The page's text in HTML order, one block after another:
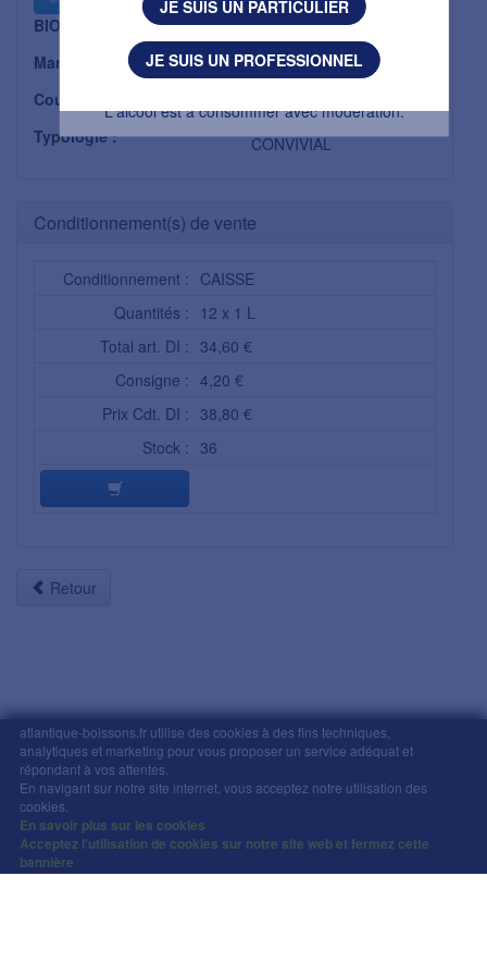
atlantique-boissons.fr utilise des cookies à des fins techniques,
analytiques et marketing pour vous proposer un service adéquat et
répondant à vos attentes.
En navigant sur notre site internet, vous acceptez notre utilisation des
cookies.
En savoir plus sur les cookies
Acceptez l'utilisation de cookies sur notre site web et fermez cette
bannière
BIO :
Non
Marque :
LIBOUREAU SA
Couleur :
ROSE
Typologie :
CONVIVIAL
Conditionnement(s) de vente
Conditionnement : CAISSE
Quantités : 12 x 1 L
Total art. DI : 34,60 €
Consigne : 4,20 €
Prix Cdt. DI : 38,80 €
Stock : 36
Retour
Mentions légales-
Copyright © Atlantique Boissons Nantes / Devacom 2026
L'abus d'alcool est dangereux pour la santé, à
consommer avec modération.
L'alcool est à consommer avec modération.
JE SUIS UN PARTICULIER
JE SUIS UN PROFESSIONNEL